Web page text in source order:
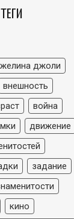
джоли
внешность
война
движение
задание
кино